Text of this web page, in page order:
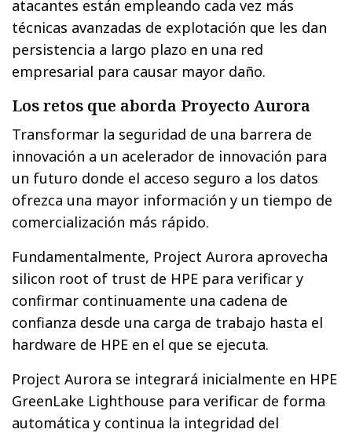
atacantes están empleando cada vez más
técnicas avanzadas de explotación que les dan
persistencia a largo plazo en una red
empresarial para causar mayor daño.
Los retos que aborda Proyecto Aurora
Transformar la seguridad de una barrera de
innovación a un acelerador de innovación para
un futuro donde el acceso seguro a los datos
ofrezca una mayor información y un tiempo de
comercialización más rápido.
Fundamentalmente, Project Aurora aprovecha
silicon root of trust de HPE para verificar y
confirmar continuamente una cadena de
confianza desde una carga de trabajo hasta el
hardware de HPE en el que se ejecuta.
Project Aurora se integrará inicialmente en HPE
GreenLake Lighthouse para verificar de forma
automática y continua la integridad del